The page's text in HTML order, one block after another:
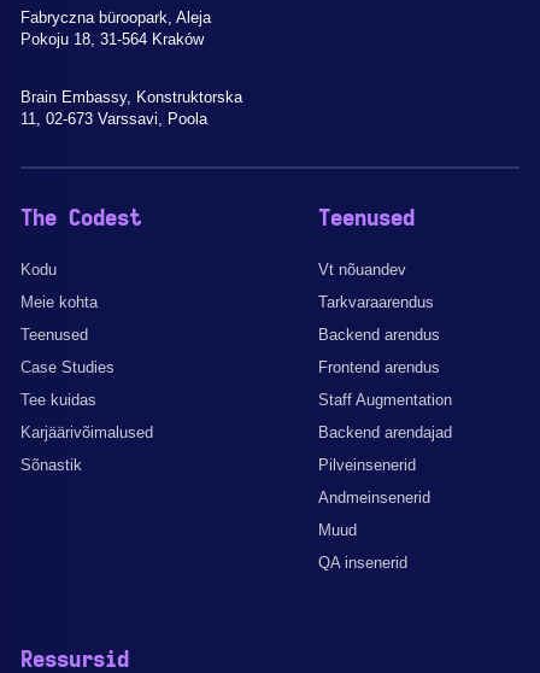
Fabryczna büroopark, Aleja
Pokoju 18, 31-564 Kraków
Brain Embassy, Konstruktorska
11, 02-673 Varssavi, Poola
The Codest
Kodu
Meie kohta
Teenused
Case Studies
Tee kuidas
Karjäärivõimalused
Sõnastik
Teenused
Vt nõuandev
Tarkvaraarendus
Backend arendus
Frontend arendus
Staff Augmentation
Backend arendajad
Pilveinsenerid
Andmeinsenerid
Muud
QA insenerid
Ressursid